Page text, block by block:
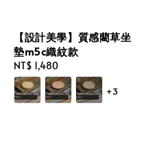
【設計美學】質感藺草坐
墊m5c織紋款
Regular
price
NT$ 1,480
+3